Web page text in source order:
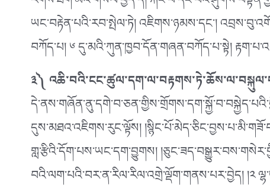
ཡང་བརྟེན་པའི་རབ་སྤེལ་ཏེ། འཇིགས་ཉམས་དང༌།
བཀོད་པ། ༦ དུ་མའི་ཀུན་ཁྱབ་དོན་གཞན་བཀོད་པ་སྟེ།
༣༽
དུས་མཐའ་འཇིགས་རུང་ལྟོས།
གླ་རྩིའི་དོག་པས་ཡང་དག་བྱུགས།
བའི་ལག་པའི་བར་ན་རིལ་རིལ་འགྲེ་ལྡོག་གནས་པར་བྱེད།